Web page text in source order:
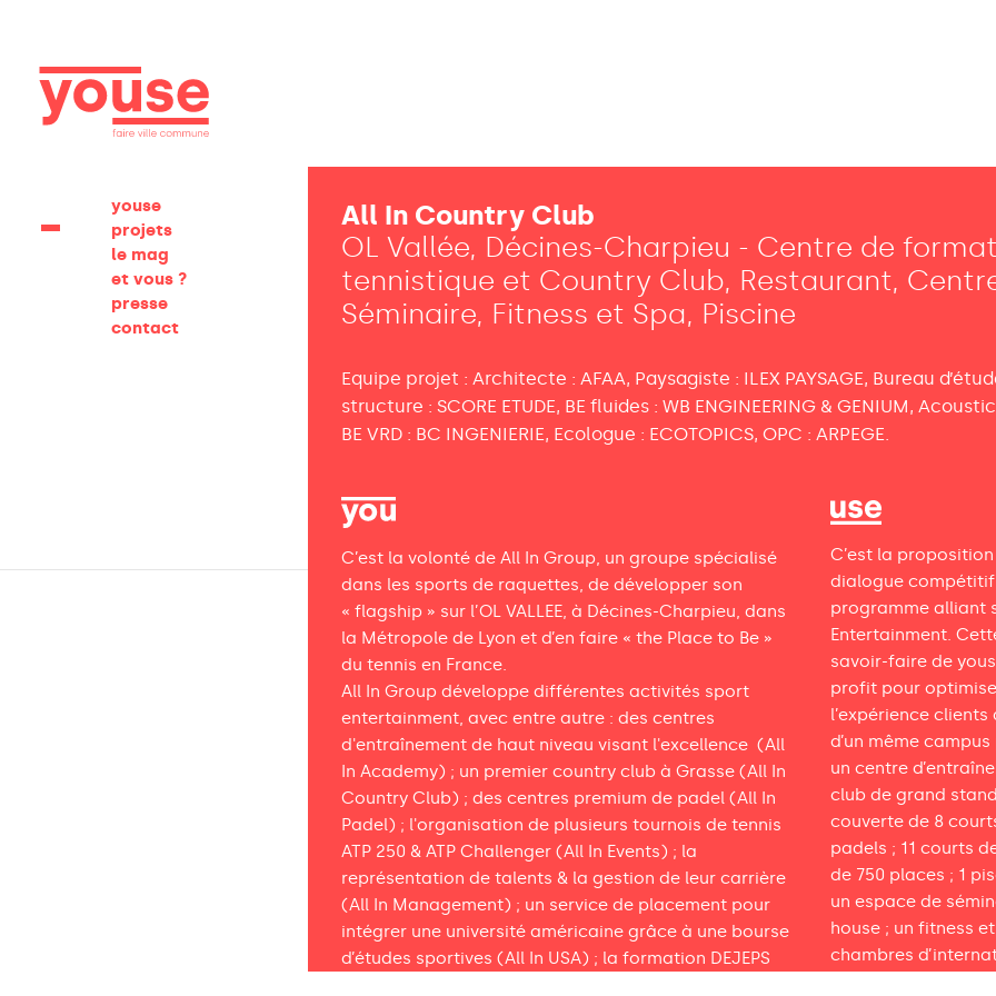
youse
projets
le mag
et vous ?
presse
contact
All In Country Club
OL Vallée, Décines-Charpieu - Centre de
tennistique et Country Club, Restaurant,
Séminaire, Fitness et Spa, Piscine
Equipe projet : Architecte : AFAA, Paysagiste : ILEX PAYSAGE, Bureau
structure : SCORE ETUDE, BE fluides : WB ENGINEERING & GENIUM,
BE VRD : BC INGENIERIE, Ecologue : ECOTOPICS, OPC : ARPEGE.
C’est la volonté de All In Group, un groupe spécialisé
dans les sports de raquettes, de développer son
« flagship » sur l’OL VALLEE, à Décines-Charpieu, dans
la Métropole de Lyon et d’en faire « the Place to Be »
du tennis en France.
All In Group développe différentes activités sport
entertainment, avec entre autre : des centres
d'entraînement de haut niveau visant l'excellence (All
In Academy) ; un premier country club à Grasse (All In
Country Club) ; des centres premium de padel (All In
Padel) ; l'organisation de plusieurs tournois de tennis
ATP 250 & ATP Challenger (All In Events) ; la
représentation de talents & la gestion de leur carrière
(All In Management) ; un service de placement pour
intégrer une université américaine grâce à une bourse
d’études sportives (All In USA) ; la formation DEJEPS
C’est la
dialogue compétitif
programme alliant
Entertainment.
savoir-faire de
profit pour
l’expérience
d’un même
un centre
club de grand
couverte de 8
padels ; 11 courts
de 750 places ; 1
un espace de
house ; un fitness
chambres